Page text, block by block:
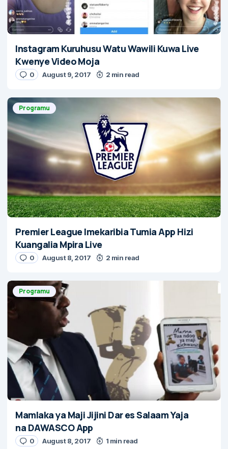
Instagram Kuruhusu Watu Wawili Kuwa Live
Kwenye Video Moja
0 August 9, 2017 2 min read
Programu
Premier League Imekaribia Tumia App Hizi
Kuangalia Mpira Live
0 August 8, 2017 2 min read
Programu
Mamlaka ya Maji Jijini Dar es Salaam Yaja
na DAWASCO App
0 August 8, 2017 1 min read